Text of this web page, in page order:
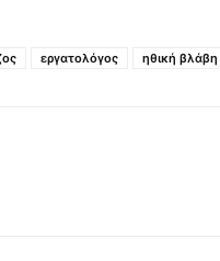
εργατολόγος ηθική βλάβη